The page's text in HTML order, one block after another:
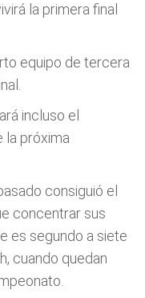
la primera final
equipo de tercera
incluso el
la próxima
consiguió el
concentrar sus
es segundo a siete
cuando quedan